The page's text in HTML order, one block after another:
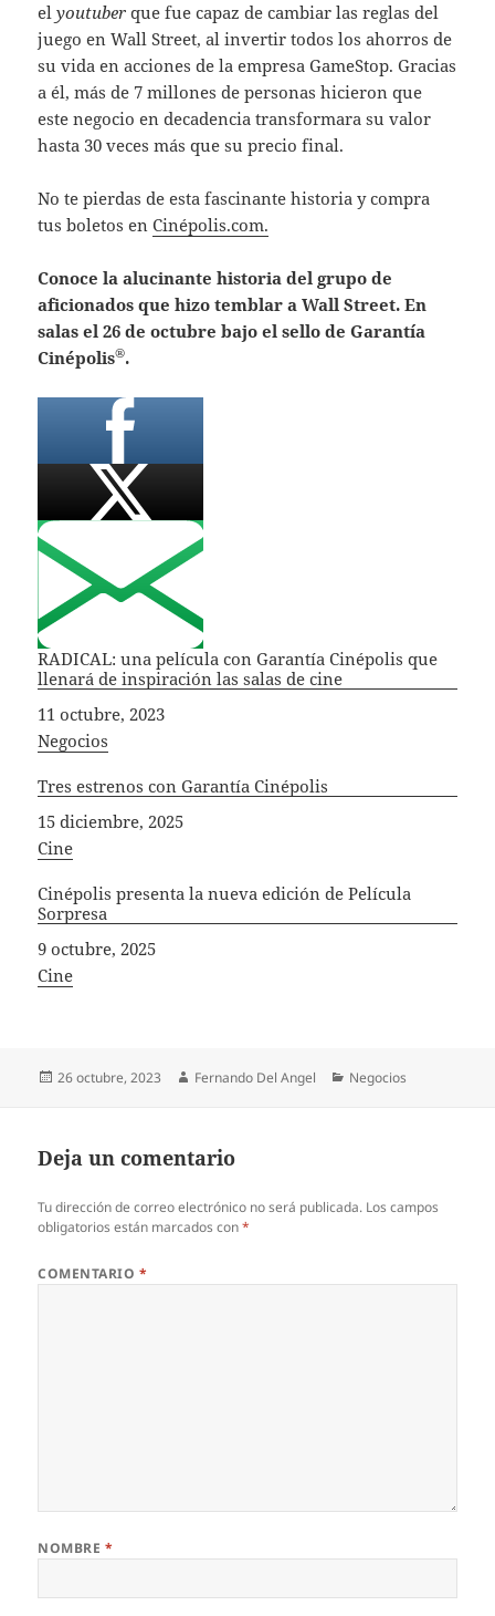
elyoutuber que fue capaz de cambiar las reglas del
juego en Wall Street, al invertir todos los ahorros de
su vida en acciones de la empresa GameStop. Gracias
a él, más de 7 millones de personas hicieron que
este negocio en decadencia transformara su valor
hasta 30 veces más que su precio final.
No te pierdas de esta fascinante historia y compra
tus boletos enCinépolis.com.
Conoce la alucinante historia del grupo de
aficionados que hizo temblar a Wall Street. En
salas el 26 de octubre bajo el sello de Garantía
Cinépolis®.
RADICAL: una película con Garantía Cinépolis que
llenará de inspiración las salas de cine
Fecha
11 octubre, 2023
In relation to
Negocios
Tres estrenos con Garantía Cinépolis
Fecha
15 diciembre, 2025
In relation to
Cine
Cinépolis presenta la nueva edición de Película
Sorpresa
Fecha
9 octubre, 2025
In relation to
Cine
Publicado
26 octubre, 2023 Autor
Fernando Del Angel Categorías
Negocios
Deja un comentario
Tu dirección de correo electrónico no será publicada. Los campos
obligatorios están marcados con*
COMENTARIO *
NOMBRE *